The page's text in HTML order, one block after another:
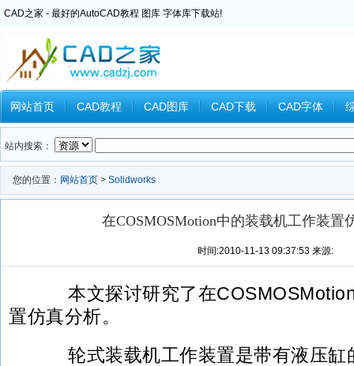
CAD之家 - 最好的AutoCAD教程 图库 字体库下载站!
网站首页 CAD教程 CAD图库 CAD下载 CAD字体
Inventor教程 Ansys教程 CAXA教程 中望CAD Catia教
站内搜索：
您的位置： 网站首页 > Solidworks
在COSMOSMotion中的装载机工作装置
时间:2010-11-13 09:37:53 来源:
本文探讨研究了在COSMOSMotion
置仿真分析。
轮式装载机工作装置是带有液压缸